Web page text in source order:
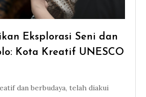
Eksplorasi Seni dan
Kota Kreatif UNESCO
dan berbudaya, telah diakui